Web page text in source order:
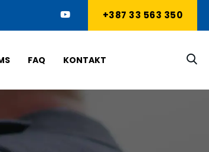
+387 33 563 350
FAQ KONTAKT